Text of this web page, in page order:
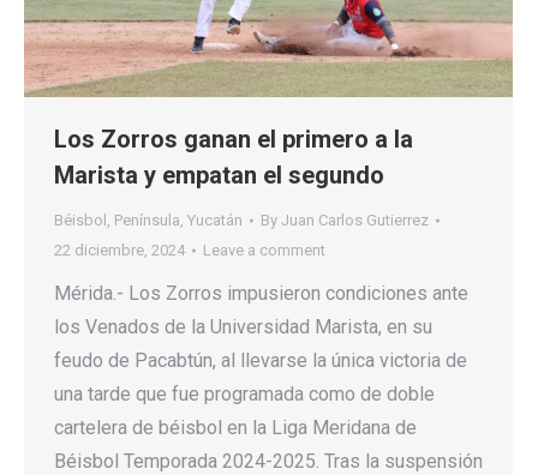
Los Zorros ganan el primero a la
Marista y empatan el segundo
Béisbol , Península, Yucatán By Juan Carlos Gutierrez
22 diciembre, 2024
Leave a comment
Mérida.- Los Zorros impusieron condiciones ante
los Venados de la Universidad Marista, en su
feudo de Pacabtún, al llevarse la única victoria de
una tarde que fue programada como de doble
cartelera de béisbol en la Liga Meridana de
Béisbol Temporada 2024-2025. Tras la suspensión